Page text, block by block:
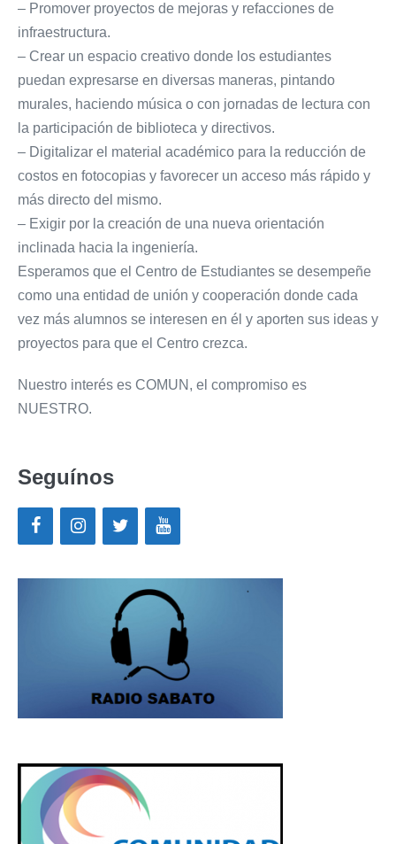
– Promover proyectos de mejoras y refacciones de
infraestructura.
– Crear un espacio creativo donde los estudiantes
puedan expresarse en diversas maneras, pintando
murales, haciendo música o con jornadas de lectura con
la participación de biblioteca y directivos.
– Digitalizar el material académico para la reducción de
costos en fotocopias y favorecer un acceso más rápido y
más directo del mismo.
– Exigir por la creación de una nueva orientación
inclinada hacia la ingeniería.
Esperamos que el Centro de Estudiantes se desempeñe
como una entidad de unión y cooperación donde cada
vez más alumnos se interesen en él y aporten sus ideas y
proyectos para que el Centro crezca.
Nuestro interés es COMUN, el compromiso es
NUESTRO.
Seguínos